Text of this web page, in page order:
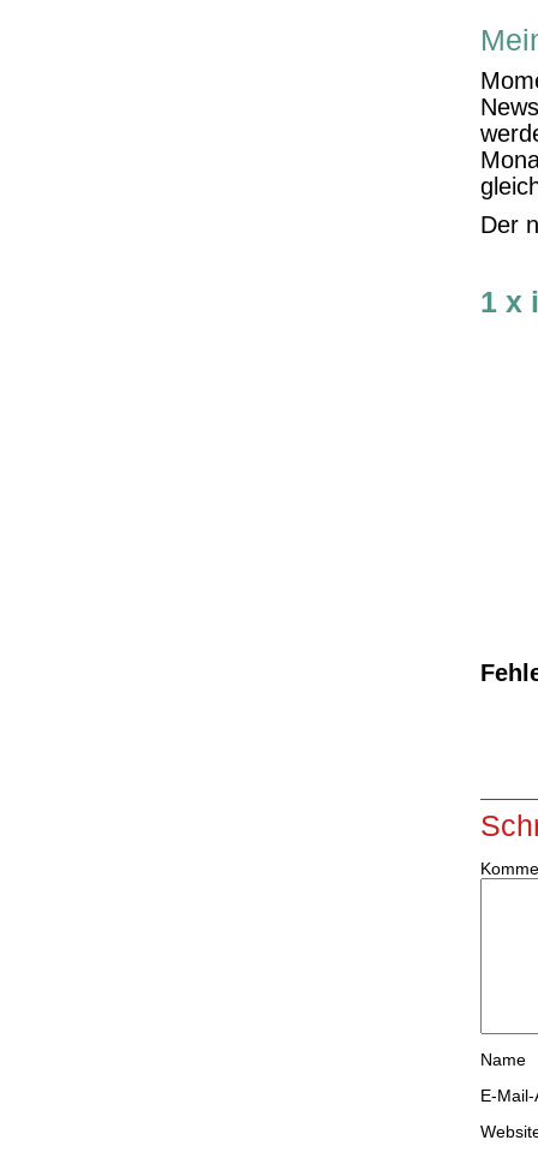
Der
1 x
Name
E-